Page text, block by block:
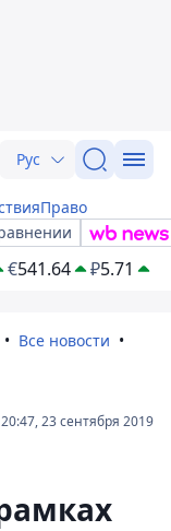
Рус
Право
€541.64 ₽5.71
Все новости
20:47, 23 сентября 2019